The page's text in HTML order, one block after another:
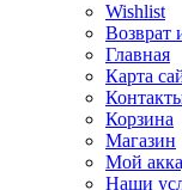
Wishlist
Возврат
Главная
Карта
Корзина
Магазин
Мой
Наши